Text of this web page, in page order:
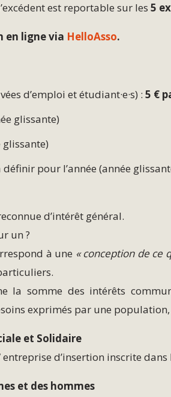
est reportable sur les 5
en ligne via HelloAsso.
d’emploi et étudiant·e·s) : 5 €
glissante)
glissante)
définir pour l’année (année
d’intérêt général.
un ?
à une « conception de ce
la somme des intérêts
exprimés par une
et Solidaire
d’insertion inscrite dans
et des hommes